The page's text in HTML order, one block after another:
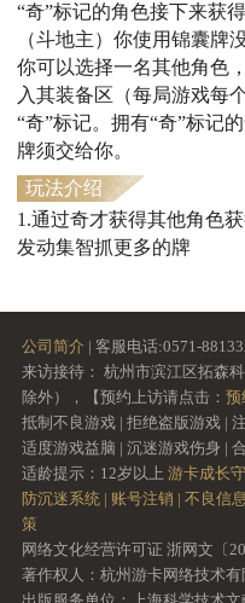
“奇”标记的角色接下来获
（斗地主）你使用锦囊牌
你可以选择一名其他角色
入其装备区（每局游戏每
“奇”标记。拥有“奇”标记
牌须交给你。
玩法介绍
1.通过奇才获得其他角色
发动集智抓更多的牌
公司简介 | 客服电话:0571-
来访接待： 杭州市滨江区拓森
除外），【预约上访请点击： 预
抵制不良游戏 | 拒绝盗版游戏 |
适度游戏益脑 | 沉迷游戏伤身 |
适龄提示：12岁以上 游卡成长
防沉迷系统 | 账号注销 | 不良信
策
网络文化经营许可证 浙网文〔
著作权人：杭州游卡网络技术有